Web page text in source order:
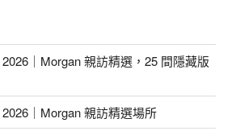
｜Morgan 親訪精選，25 間隱藏版
｜Morgan 親訪精選場所